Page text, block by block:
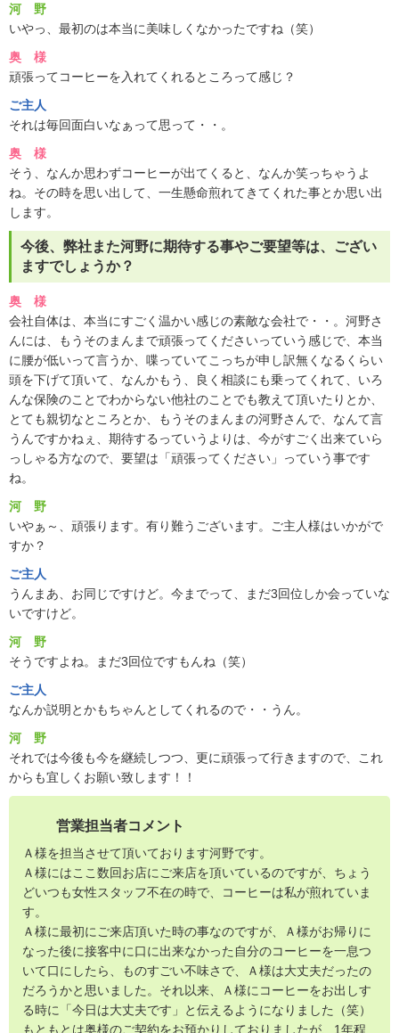
河 野
いやっ、最初のは本当に美味しくなかったですね（笑）
奥 様
頑張ってコーヒーを入れてくれるところって感じ？
ご主人
それは毎回面白いなぁって思って・・。
奥 様
そう、なんか思わずコーヒーが出てくると、なんか笑っちゃうよ
ね。その時を思い出して、一生懸命煎れてきてくれた事とか思い出
します。
今後、弊社また河野に期待する事やご要望等は、ござい
ますでしょうか？
奥 様
会社自体は、本当にすごく温かい感じの素敵な会社で・・。河野さ
んには、もうそのまんまで頑張ってくださいっていう感じで、本当
に腰が低いって言うか、喋っていてこっちが申し訳無くなるくらい
頭を下げて頂いて、なんかもう、良く相談にも乗ってくれて、いろ
んな保険のことでわからない他社のことでも教えて頂いたりとか、
とても親切なところとか、もうそのまんまの河野さんで、なんて言
うんですかねぇ、期待するっていうよりは、今がすごく出来ていら
っしゃる方なので、要望は「頑張ってください」っていう事です
ね。
河 野
いやぁ～、頑張ります。有り難うございます。ご主人様はいかがで
すか？
ご主人
うんまあ、お同じですけど。今までって、まだ3回位しか会っていな
いですけど。
河 野
そうですよね。まだ3回位ですもんね（笑）
ご主人
なんか説明とかもちゃんとしてくれるので・・うん。
河 野
それでは今後も今を継続しつつ、更に頑張って行きますので、これ
からも宜しくお願い致します！！
営業担当者コメント
Ａ様を担当させて頂いております河野です。
Ａ様にはここ数回お店にご来店を頂いているのですが、ちょう
どいつも女性スタッフ不在の時で、コーヒーは私が煎れていま
す。
Ａ様に最初にご来店頂いた時の事なのですが、Ａ様がお帰りに
なった後に接客中に口に出来なかった自分のコーヒーを一息つ
いて口にしたら、ものすごい不味さで、Ａ様は大丈夫だったの
だろうかと思いました。それ以来、Ａ様にコーヒーをお出しす
る時に「今日は大丈夫です」と伝えるようになりました（笑）
もともとは奥様のご契約をお預かりしておりましたが、1年程